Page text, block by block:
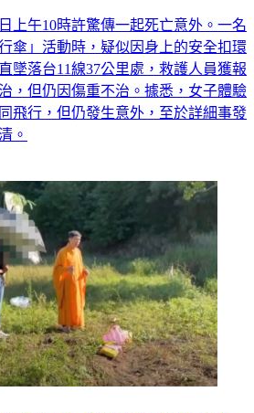
上午10時許驚傳一起死亡意外。一名
傘」活動時，疑似因身上的安全扣環
墜落台11線37公里處，救護人員獲報
，但仍因傷重不治。據悉，女子體驗
飛行，但仍發生意外，至於詳細事發
。